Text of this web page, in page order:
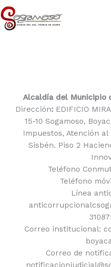
Alcaldía del Municipio
Dirección:EDIFICIO
15-10 Sogamoso,
Impuestos, Atención
Sisbén. Piso 2
Teléfono
Teléfono
Línea
Correo institucional:
Correo de